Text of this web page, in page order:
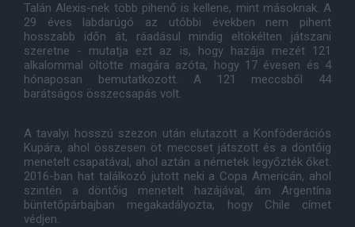
Talán Alexis-nek több pihenő is kellene, mint másoknak. A
29 éves labdarúgó az utóbbi években nem pihent
hosszabb időn át, ráadásul mindig eltökélten játszani
szeretne - mutatja ezt az is, hogy hazája mezét 121
alkalommal öltötte magára azóta, hogy 17 évesen és 4
hónaposan bemutatkozott. A 121 meccsből 44
barátságos összecsapás volt.
A tavalyi hosszú szezon után elutazott a Konföderációs
Kupára, ahol összesen öt meccset játszott és a döntőig
menetelt csapatával, ahol aztán a németek legyőzték őket.
2016-ban hat találkozó jutott neki a Copa Americán, ahol
szintén a döntőig menetelt hazájával, ám Argentína
büntetőpárbajban megakadályozta, hogy Chile címet
védjen.